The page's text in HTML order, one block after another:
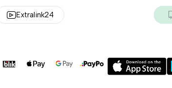
Extralink24